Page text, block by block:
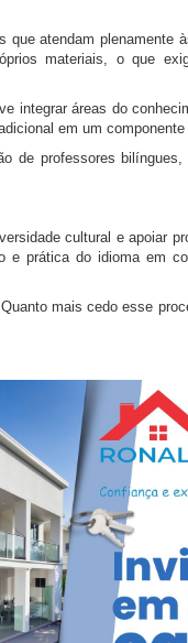
atendam plenamente
materiais, o que
integrar áreas do
em um componente
de professores
cultural e apoiar
e prática do idioma em
mais cedo esse